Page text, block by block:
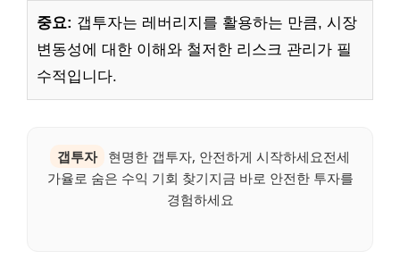
중요: 갭투자는 레버리지를 활용하는 만큼, 시장
변동성에 대한 이해와 철저한 리스크 관리가 필
수적입니다.
갭투자
현명한 갭투자, 안전하게 시작하세요전세
가율로 숨은 수익 기회 찾기지금 바로 안전한 투자를
경험하세요